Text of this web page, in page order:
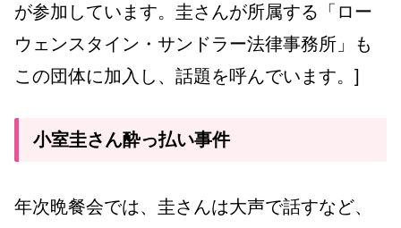
が参加しています。圭さんが所属する「ロー
ウェンスタイン・サンドラー法律事務所」も
この団体に加入し、話題を呼んでいます。]
小室圭さん酔っ払い事件
年次晩餐会では、圭さんは大声で話すなど、